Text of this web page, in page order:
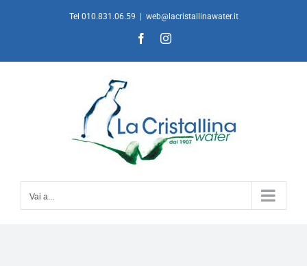
Tel 010.831.06.59 web@lacristallinawater.it
FacebookInstagram
Vai a...